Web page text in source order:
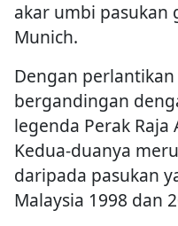
akar umbi pasukan
Munich.
Dengan
bergandingan
legenda Perak Raja
Kedua-duanya
daripada pasukan
Malaysia 1998 dan